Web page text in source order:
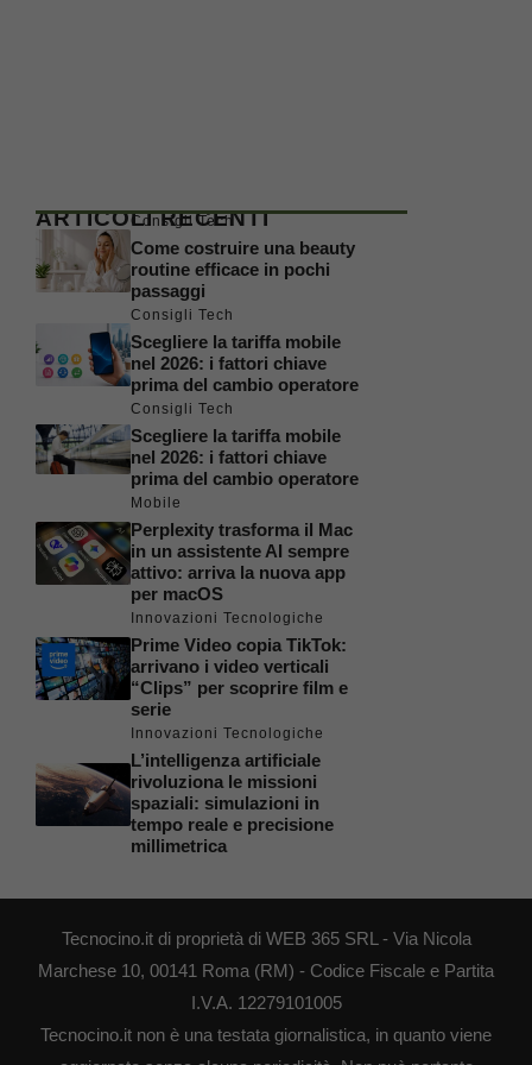
ARTICOLI RECENTI
Consigli Tech
Come costruire una beauty
routine efficace in pochi
passaggi
Consigli Tech
Scegliere la tariffa mobile
nel 2026: i fattori chiave
prima del cambio operatore
Consigli Tech
Scegliere la tariffa mobile
nel 2026: i fattori chiave
prima del cambio operatore
Mobile
Perplexity trasforma il Mac
in un assistente AI sempre
attivo: arriva la nuova app
per macOS
Innovazioni Tecnologiche
Prime Video copia TikTok:
arrivano i video verticali
“Clips” per scoprire film e
serie
Innovazioni Tecnologiche
L’intelligenza artificiale
rivoluziona le missioni
spaziali: simulazioni in
tempo reale e precisione
millimetrica
Tecnocino.it di proprietà di WEB 365 SRL - Via Nicola
Marchese 10, 00141 Roma (RM) - Codice Fiscale e Partita
I.V.A. 12279101005
Tecnocino.it non è una testata giornalistica, in quanto viene